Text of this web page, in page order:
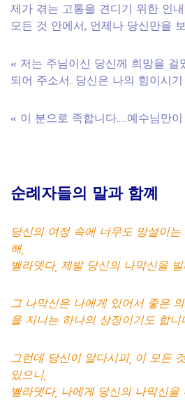
제가 겪는 고통을 견디기 위한 인
모든 것 안에서, 언제나 당신만을
« 저는 주님이신 당신께 희망을 걸
되어 주소서. 당신은 나의 힘이시
« 이 분으로 족합니다…..예수님만
순례자들의 말과 함꼐
당신의 여정 속에 너무도 망설이
해,
벨라뎃다, 제발 당신의 나막신을
그 나막신은 나에게 있어서 좋은
을 지니는 하나의 상징이기도 합니
그런데 당신이 알다시피, 이 모든
있으니,
벨라뎃다, 나에게 당신의 나막신을